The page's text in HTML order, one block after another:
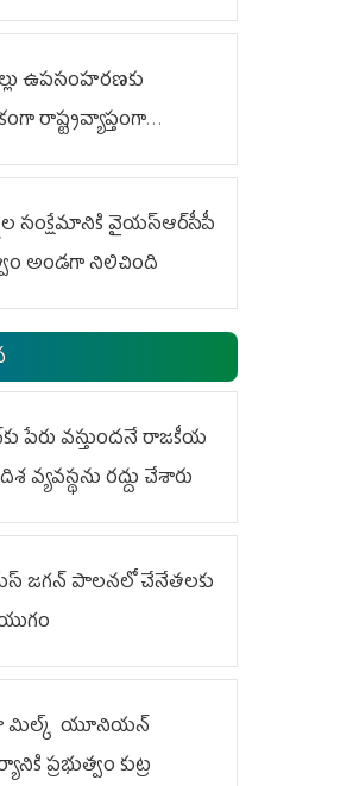
ఉపసంహరణకు
రాష్ట్రవ్యాప్తంగా
మహిళా విభాగం
సంక్షేమానికి వైయ‌స్ఆర్‌సీపీ
అండగా నిలిచింది
పేరు వస్తుందనే రాజకీయ
దిశ వ్య‌వ‌స్థ‌ను రద్దు చేశారు
జగన్ పాలనలో చేనేతలకు
మిల్క్‌ యూనియన్‌
ప్రభుత్వం కుట్ర